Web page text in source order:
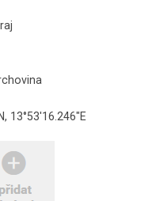
13°53'16.246"E